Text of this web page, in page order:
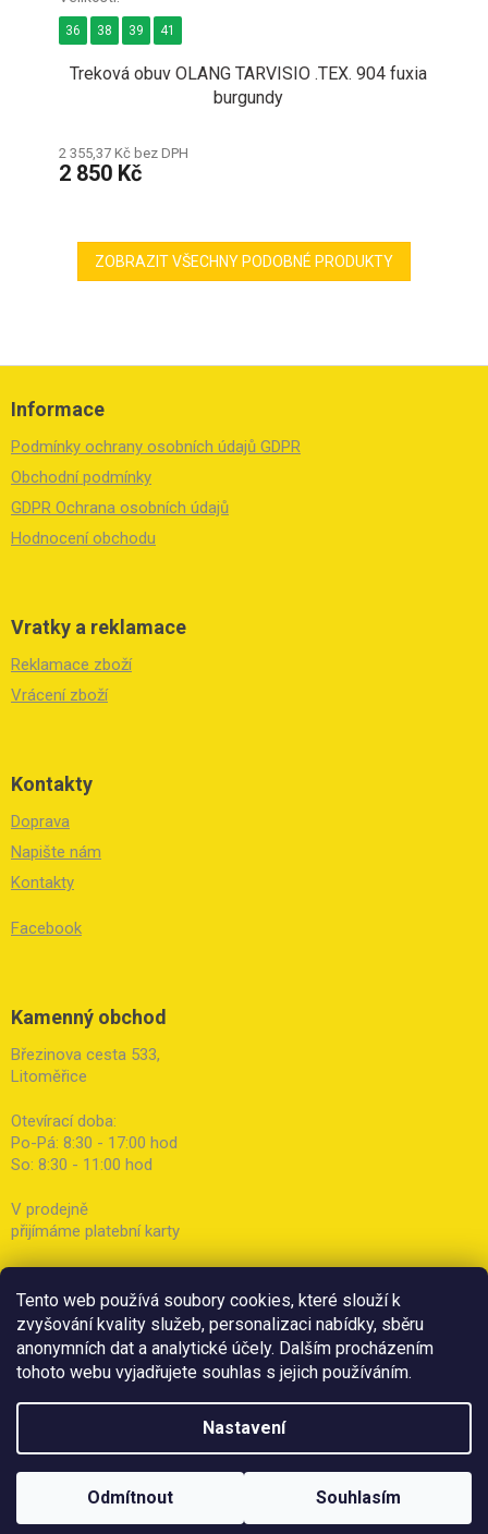
Tento web používá soubory cookies, které slouží k
zvyšování kvality služeb, personalizaci nabídky, sběru
anonymních dat a analytické účely. Dalším procházením
tohoto webu vyjadřujete souhlas s jejich používáním.
Nastavení
Odmítnout Souhlasím
Treková obuv OLANG TARVISIO .TEX. 904 fuxia
burgundy
2 355,37 Kč bez DPH
2 850 Kč
36 38 39 41
ZOBRAZIT VŠECHNY PODOBNÉ PRODUKTY
Z
Informace
Podmínky ochrany osobních údajů GDPR
Obchodní podmínky
GDPR Ochrana osobních údajů
Hodnocení obchodu
Vratky a reklamace
Reklamace zboží
Vrácení zboží
Kontakty
Doprava
Napište nám
Kontakty
Facebook
Kamenný obchod
Březinova cesta 533,
Litoměřice
Otevírací doba:
Po-Pá: 8:30 - 17:00 hod
So: 8:30 - 11:00 hod
V prodejně
přijímáme platební karty
Copyright 2026Botička. Všechna práva vyhrazena.